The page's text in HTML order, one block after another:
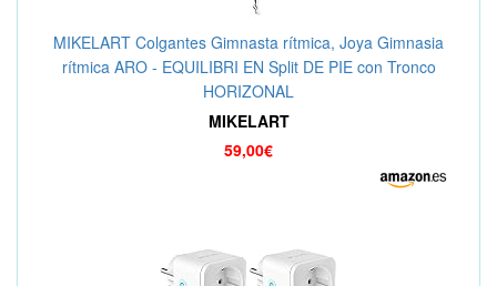
MIKELART Colgantes Gimnasta rítmica, Joya Gimnasia
rítmica ARO - EQUILIBRI EN Split DE PIE con Tronco
HORIZONAL
MIKELART
59,00€